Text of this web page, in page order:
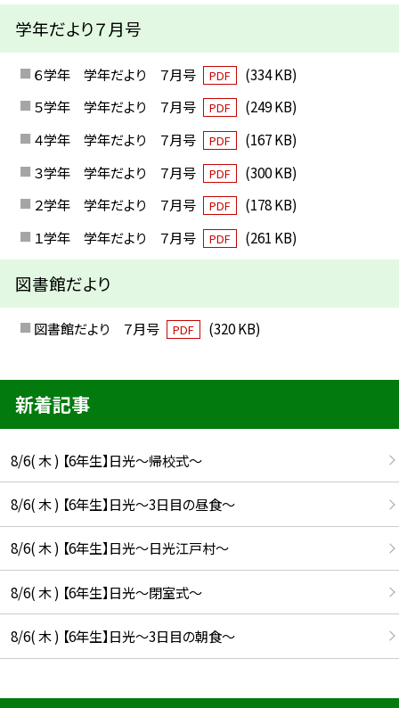
学年だより７月号
６学年 学年だより ７月号 PDF
(334 KB)
５学年 学年だより ７月号
PDF
(249 KB)
４学年 学年だより ７月号
PDF
(167 KB)
３学年 学年だより ７月号
PDF
(300 KB)
２学年 学年だより ７月号
PDF
(178 KB)
１学年 学年だより ７月号
PDF (261 KB)
図書館だより
図書館だより ７月号 PDF (320 KB)
新着記事
8/6( 木 ) 【6年生】日光〜帰校式〜
8/6( 木 ) 【6年生】日光〜3日目の昼食〜
8/6( 木 ) 【6年生】日光〜日光江戸村〜
8/6( 木 ) 【6年生】日光〜閉室式〜
8/6( 木 ) 【6年生】日光〜3日目の朝食〜